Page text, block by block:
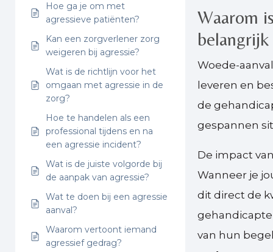
Hoe ga je om met
agressieve patiënten?
Kan een zorgverlener zorg
weigeren bij agressie?
Wat is de richtlijn voor het
omgaan met agressie in de
zorg?
Hoe te handelen als een
professional tijdens en na
een agressie incident?
Wat is de juiste volgorde bij
de aanpak van agressie?
Wat te doen bij een agressie
aanval?
Waarom vertoont iemand
agressief gedrag?
Waarom
Woede-
leveren en
de
gespannen
De impact
Wanneer je
dit direct de
van hun